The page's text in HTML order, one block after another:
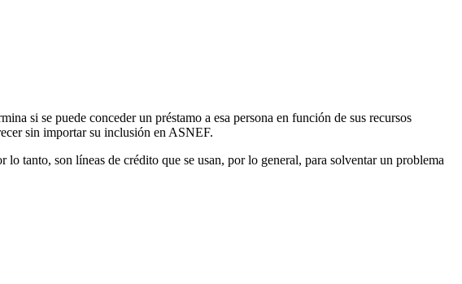
si se puede conceder un préstamo a esa persona en función de sus recursos
sin importar su inclusión en ASNEF.
tanto, son líneas de crédito que se usan, por lo general, para solventar un problema